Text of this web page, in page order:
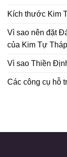
Kích thước Kim
Vì sao nên đặt
của Kim Tự
Vì sao Thiền
Các công cụ hỗ